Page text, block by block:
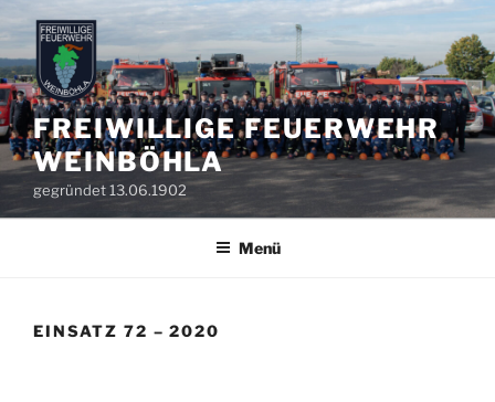
Inhalt
springen
FREIWILLIGE FEUERWEHR
WEINBÖHLA
gegründet 13.06.1902
Menü
EINSATZ 72 – 2020